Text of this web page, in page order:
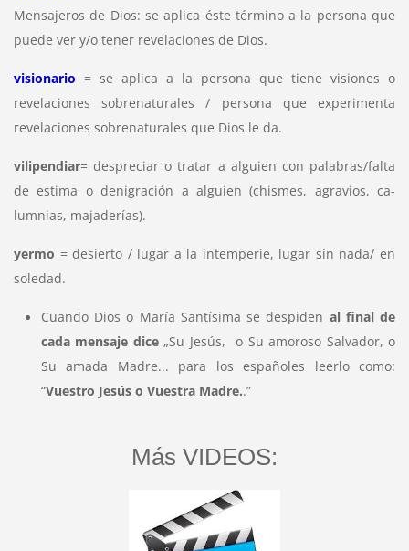
Mensajeros de Dios: se aplica éste término a la persona que
puede ver y/o tener revelaciones de Dios.
visionario = se aplica a la persona que tiene visiones o
revelaciones sobrenaturales / persona que experimenta
revelaciones sobrenaturales que Dios le da.
vilipendiar= despreciar o tratar a alguien con palabras/falta
de estima o denigración a alguien (chismes, agravios, ca-
lumnias, majaderías).
yermo = desierto / lugar a la intemperie, lugar sin nada/ en
soledad.
Cuando Dios o María Santísima se despiden al final de
cada mensaje dice„Su Jesús, o Su amoroso Salvador, o
Su amada Madre... para los españoles leerlo como:
“Vuestro Jesús o Vuestra Madre..”
Más VIDEOS: